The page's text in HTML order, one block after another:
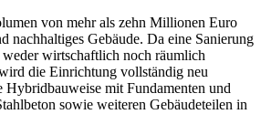
von mehr als zehn Millionen Euro
nachhaltiges Gebäude. Da eine Sanierung
weder wirtschaftlich noch räumlich
die Einrichtung vollständig neu
Hybridbauweise mit Fundamenten und
sowie weiteren Gebäudeteilen in